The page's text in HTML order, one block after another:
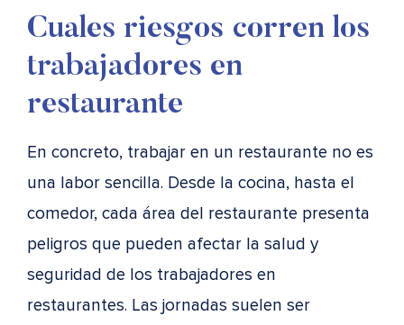
Cuales riesgos corren los
trabajadores en
restaurante
En concreto, trabajar en un restaurante no es
una labor sencilla. Desde la cocina, hasta el
comedor, cada área del restaurante presenta
peligros que pueden afectar la salud y
seguridad de los trabajadores en
restaurantes. Las jornadas suelen ser